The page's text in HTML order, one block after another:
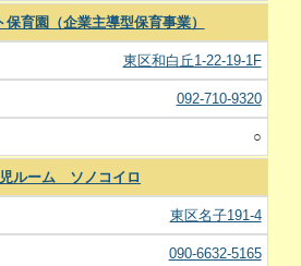
育園（企業主導型保育事業）
東区和白丘1-22-19-1F
092-710-9320
○
ルーム ソノコイロ
東区名子191-4
090-6632-5165